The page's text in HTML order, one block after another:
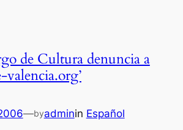
de Cultura denuncia a
valencia.org’
—byadminin Español